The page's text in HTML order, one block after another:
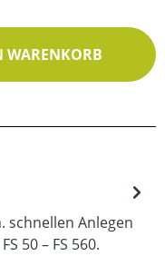
WARENKORB
schnellen Anlegen
50 – FS 560.